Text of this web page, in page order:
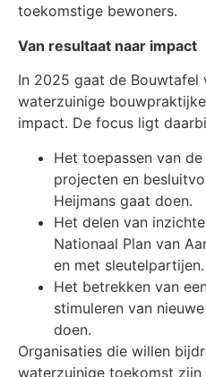
toekomstige bewoners.
Van resultaat naar impact
In 2025 gaat de
waterzuinige
impact. De focus ligt
Het toepassen van
projecten en
Heijmans gaat doen.
Het delen van
Nationaal Plan van
en met sleutelpartijen.
Het betrekken van
stimuleren van
doen.
Organisaties die willen
waterzuinige toekomst